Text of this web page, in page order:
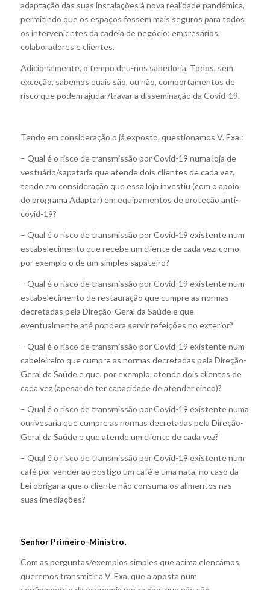
adaptação das suas instalações à nova realidade pandémica,
permitindo que os espaços fossem mais seguros para todos
os intervenientes da cadeia de negócio: empresários,
colaboradores e clientes.
Adicionalmente, o tempo deu-nos sabedoria. Todos, sem
exceção, sabemos quais são, ou não, comportamentos de
risco que podem ajudar/travar a disseminação da Covid-19.
Tendo em consideração o já exposto, questionamos V. Exa.:
– Qual é o risco de transmissão por Covid-19 numa loja de
vestuário/sapataria que atende dois clientes de cada vez,
tendo em consideração que essa loja investiu (com o apoio
do programa Adaptar) em equipamentos de proteção anti-
covid-19?
– Qual é o risco de transmissão por Covid-19 existente num
estabelecimento que recebe um cliente de cada vez, como
por exemplo o de um simples sapateiro?
– Qual é o risco de transmissão por Covid-19 existente num
estabelecimento de restauração que cumpre as normas
decretadas pela Direção-Geral da Saúde e que
eventualmente até pondera servir refeições no exterior?
– Qual é o risco de transmissão por Covid-19 existente num
cabeleireiro que cumpre as normas decretadas pela Direção-
Geral da Saúde e que, por exemplo, atende dois clientes de
cada vez (apesar de ter capacidade de atender cinco)?
– Qual é o risco de transmissão por Covid-19 existente numa
ourivesaria que cumpre as normas decretadas pela Direção-
Geral da Saúde e que atende um cliente de cada vez?
– Qual é o risco de transmissão por Covid-19 existente num
café por vender ao postigo um café e uma nata, no caso da
Lei obrigar a que o cliente não consuma os alimentos nas
suas imediações?
Senhor Primeiro-Ministro,
Com as perguntas/exemplos simples que acima elencámos,
queremos transmitir a V. Exa. que a aposta num